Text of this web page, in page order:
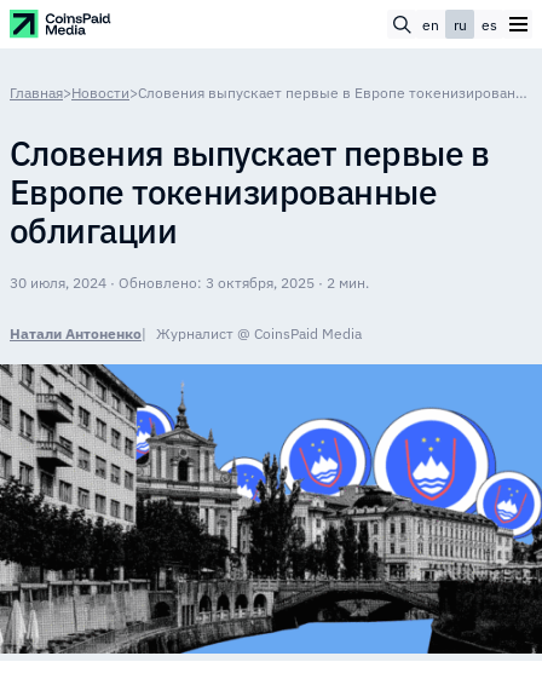
en ru es
Главная>Новости> Словения выпускает первые в Европе токенизированные облигации
Словения выпускает первые в
Европе токенизированные
облигации
30 июля, 2024 · Обновлено: 3 октября, 2025 · 2 мин.
Натали Антоненко Журналист @ CoinsPaid Media